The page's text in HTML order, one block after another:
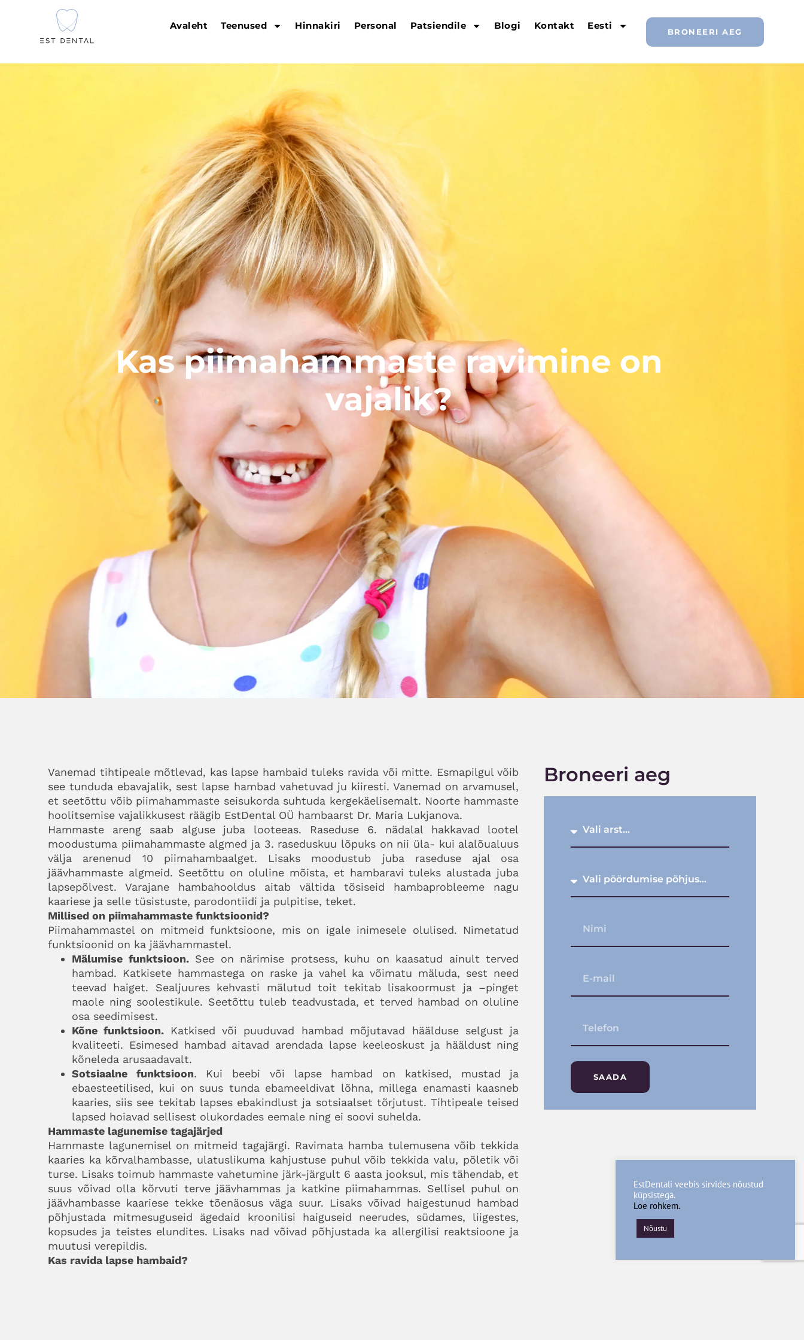
Avaleht Teenused Hinnakiri Personal Patsiendile Blogi Kontakt Eesti
BRONEERI AEG
Kas piimahammaste ravimine on
vajalik?
Vanemad tihtipeale mõtlevad, kas lapse hambaid tuleks ravida või mitte. Esmapilgul võib
see tunduda ebavajalik, sest lapse hambad vahetuvad ju kiiresti. Vanemad on arvamusel,
et seetõttu võib piimahammaste seisukorda suhtuda kergekäelisemalt. Noorte hammaste
hoolitsemise vajalikkusest räägib EstDental OÜ hambaarst Dr. Maria Lukjanova.
Hammaste areng saab alguse juba looteeas. Raseduse 6. nädalal hakkavad lootel
moodustuma piimahammaste algmed ja 3. raseduskuu lõpuks on nii üla- kui alalõualuus
välja arenenud 10 piimahambaalget. Lisaks moodustub juba raseduse ajal osa
jäävhammaste algmeid. Seetõttu on oluline mõista, et hambaravi tuleks alustada juba
lapsepõlvest. Varajane hambahooldus aitab vältida tõsiseid hambaprobleeme nagu
kaariese ja selle tüsistuste, parodontiidi ja pulpitise, teket.
Millised on piimahammaste funktsioonid?
Piimahammastel on mitmeid funktsioone, mis on igale inimesele olulised. Nimetatud
funktsioonid on ka jäävhammastel.
Mälumise funktsioon.See on närimise protsess, kuhu on kaasatud ainult terved
hambad. Katkisete hammastega on raske ja vahel ka võimatu mäluda, sest need
teevad haiget. Sealjuures kehvasti mälutud toit tekitab lisakoormust ja –pinget
maole ning soolestikule. Seetõttu tuleb teadvustada, et terved hambad on oluline
osa seedimisest.
Kõne funktsioon.
Katkised või puuduvad hambad mõjutavad häälduse selgust ja
kvaliteeti. Esimesed hambad aitavad arendada lapse keeleoskust ja hääldust ning
kõneleda arusaadavalt.
Sotsiaalne funktsioon. Kui beebi või lapse hambad on katkised, mustad ja
ebaesteetilised, kui on suus tunda ebameeldivat lõhna, millega enamasti kaasneb
kaaries, siis see tekitab lapses ebakindlust ja sotsiaalset tõrjutust. Tihtipeale teised
lapsed hoiavad sellisest olukordades eemale ning ei soovi suhelda.
Hammaste lagunemise tagajärjed
Hammaste lagunemisel on mitmeid tagajärgi. Ravimata hamba tulemusena võib tekkida
kaaries ka kõrvalhambasse, ulatuslikuma kahjustuse puhul võib tekkida valu, põletik või
turse. Lisaks toimub hammaste vahetumine järk-järgult 6 aasta jooksul, mis tähendab, et
suus võivad olla kõrvuti terve jäävhammas ja katkine piimahammas. Sellisel puhul on
jäävhambasse kaariese tekke tõenäosus väga suur. Lisaks võivad haigestunud hambad
põhjustada mitmesuguseid ägedaid kroonilisi haiguseid neerudes, südames, liigestes,
kopsudes ja teistes elundites. Lisaks nad võivad põhjustada ka allergilisi reaktsioone ja
muutusi verepildis.
Kas ravida lapse hambaid?
Broneeri aeg
SAADA
EstDentali veebis sirvides nõustud
küpsistega.
Loe rohkem.
Nõustu